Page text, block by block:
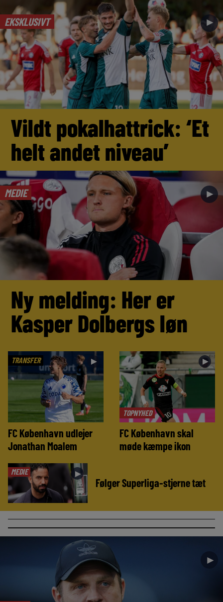
EKSKLUSIVT ►
Vildt pokalhattrick: ‘Et
helt andet niveau’
MEDIE ►
Ny melding: Her er
Kasper Dolbergs løn
TRANSFER ►
FC København udlejer
Jonathan Moalem
TOPNYHED
►
FC København skal
møde kæmpe ikon
MEDIE ►
Følger Superliga-stjerne tæt
►